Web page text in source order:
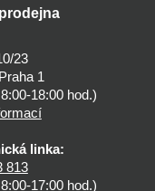
23
1
18:00 hod.)
linka:
813
17:00 hod.)